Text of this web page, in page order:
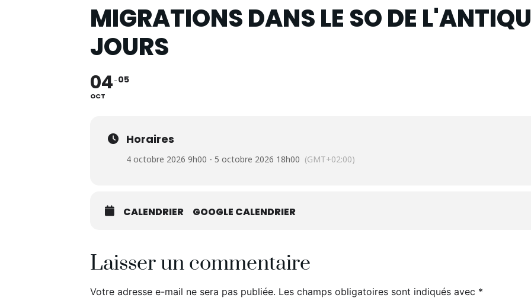
MIGRATIONS DANS LE SO DE
JOURS
04
OCT
05
Horaires
4 octobre 2026 9h00 - 5 octobre 2026 18h00 (GMT+02:00)
CALENDRIER GOOGLE CALENDRIER
Laisser un commentaire
Votre adresse e-mail ne sera pas publiée. Les champs obligatoires sont indiqués avec *